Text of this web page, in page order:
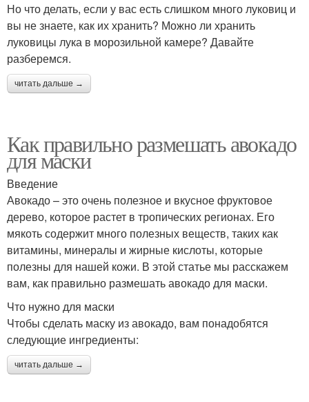
Но что делать, если у вас есть слишком много луковиц и
вы не знаете, как их хранить? Можно ли хранить
луковицы лука в морозильной камере? Давайте
разберемся.
читать дальше →
Как правильно размешать авокадо
для маски
Введение
Авокадо – это очень полезное и вкусное фруктовое
дерево, которое растет в тропических регионах. Его
мякоть содержит много полезных веществ, таких как
витамины, минералы и жирные кислоты, которые
полезны для нашей кожи. В этой статье мы расскажем
вам, как правильно размешать авокадо для маски.
Что нужно для маски
Чтобы сделать маску из авокадо, вам понадобятся
следующие ингредиенты:
читать дальше →